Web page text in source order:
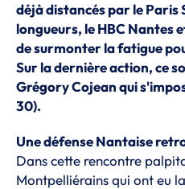
déjà distancés par le
longueurs, le HBC Nantes
de surmonter la fatigue
Sur la dernière action, ce
Grégory Cojean qui
30).
Une défense Nantaise
Dans cette rencontre
Montpelliérains qui ont eu